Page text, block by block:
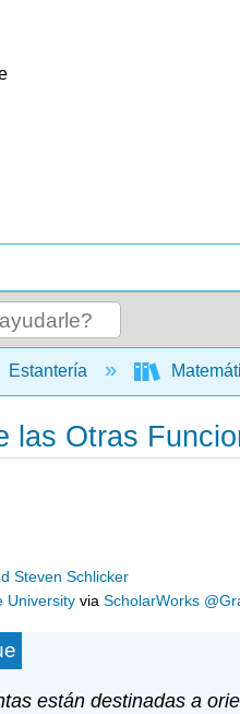
jerarquía global
Estantería
las Otras
Steven Schlicker
University viaScholarWorks
están destinadas a